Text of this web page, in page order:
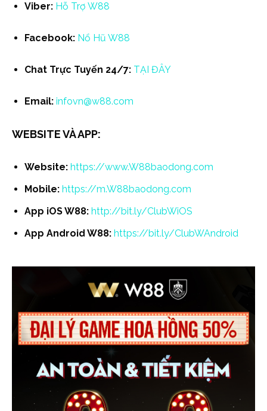
Viber: Hỗ Trợ W88
Facebook: Nổ Hũ W88
Chat Trực Tuyến 24/7: TẠI ĐÂY
Email: infovn@w88.com
WEBSITE VÀ APP:
Website: https://www.W88baodong.com
Mobile: https://m.W88baodong.com
App iOS W88: http://bit.ly/ClubWiOS
App Android W88: https://bit.ly/ClubWAndroid